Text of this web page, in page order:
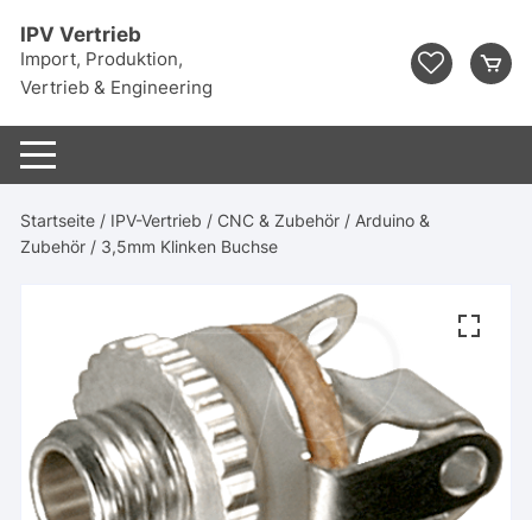
Inhalt
springen
IPV Vertrieb
Import, Produktion,
Vertrieb & Engineering
Startseite / IPV-Vertrieb / CNC & Zubehör / Arduino &
Zubehör / 3,5mm Klinken Buchse